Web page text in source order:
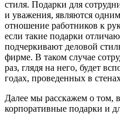
стиля. Подарки для
и уважения, являются
отношение работников к
если такие подарки
подчеркивают деловой
фирме. В таком случае
раз, глядя на него, будет
годах, проведенных в
Далее мы расскажем о том,
корпоративные подарки и